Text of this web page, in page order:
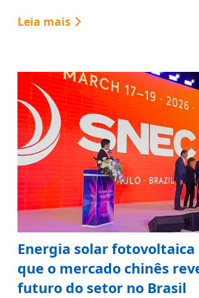
Leia mais
Energia solar fotovoltaica
que o mercado chinês
futuro do setor no Brasil